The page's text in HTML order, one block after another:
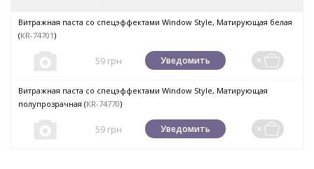
Витражная паста со спецэффектами Window Style, Матирующая белая
(KR-74701)
59 грн Уведомить
Витражная паста со спецэффектами Window Style, Матирующая
полупрозрачная (KR-74770)
59 грн Уведомить